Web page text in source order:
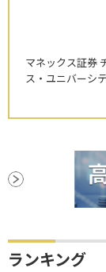
マネックス証券
ス・ユニバーシ
ランキング